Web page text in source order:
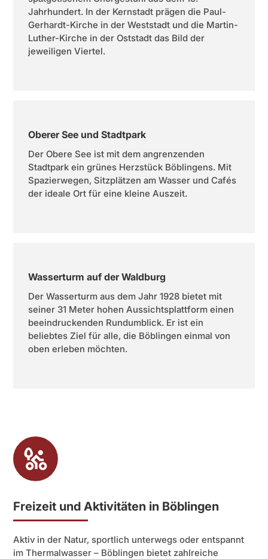
Jahrhundert. In der Kernstadt prägen die Paul-
Gerhardt-Kirche in der Weststadt und die Martin-
Luther-Kirche in der Oststadt das Bild der
jeweiligen Viertel.
Oberer See und Stadtpark
Der Obere See ist mit dem angrenzenden
Stadtpark ein grünes Herzstück Böblingens. Mit
Spazierwegen, Sitzplätzen am Wasser und Cafés
der ideale Ort für eine kleine Auszeit.
Wasserturm auf der Waldburg
Der Wasserturm aus dem Jahr 1928 bietet mit
seiner 31 Meter hohen Aussichtsplattform einen
beeindruckenden Rundumblick. Er ist ein
beliebtes Ziel für alle, die Böblingen einmal von
oben erleben möchten.
Freizeit und Aktivitäten in Böblingen
Aktiv in der Natur, sportlich unterwegs oder entspannt
im Thermalwasser – Böblingen bietet zahlreiche